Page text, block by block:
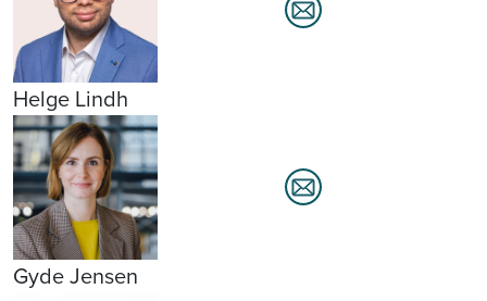
Helge Lindh
Gyde Jensen